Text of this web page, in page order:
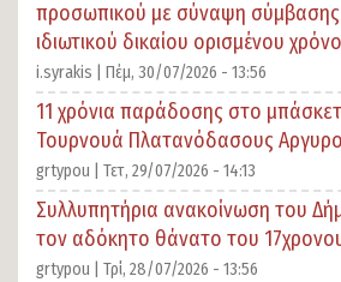
προσωπικού με σύναψη σύμβασης
ιδιωτικού δικαίου ορισμένου
i.syrakis | Πέμ, 30/07/2026 - 13:56
11 χρόνια παράδοσης στο
Τουρνουά Πλατανόδασους
grtypou | Τετ, 29/07/2026 - 14:13
Συλλυπητήρια ανακοίνωση του
τον αδόκητο θάνατο του
grtypou | Τρί, 28/07/2026 - 13:56